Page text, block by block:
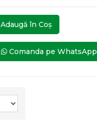
Adaugă în Coş
Comanda pe WhatsApp